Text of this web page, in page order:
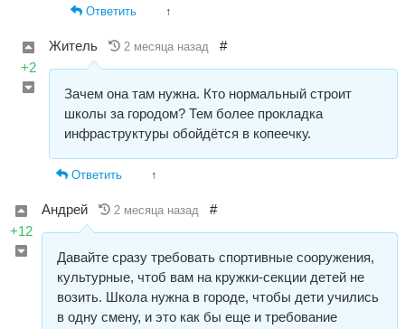
Ответить ↑
+2
Житель 2 месяца назад #
Зачем она там нужна. Кто нормальный строит
школы за городом? Тем более прокладка
инфраструктуры обойдётся в копеечку.
Ответить ↑
+12
Андрей 2 месяца назад #
Давайте сразу требовать спортивные сооружения,
культурные, чтоб вам на кружки-секции детей не
возить. Школа нужна в городе, чтобы дети учились
в одну смену, и это как бы еще и требование